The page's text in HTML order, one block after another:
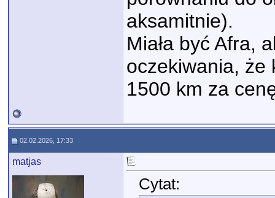
aksamitnie).
Miała być Afra,
oczekiwania, że
1500 km za
02.02.2026, 17:33
matjas
Cytat: